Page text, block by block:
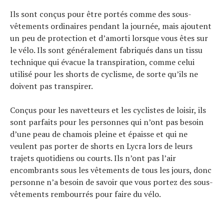
Ils sont conçus pour être portés comme des sous-
vêtements ordinaires pendant la journée, mais ajoutent
un peu de protection et d’amorti lorsque vous êtes sur
le vélo. Ils sont généralement fabriqués dans un tissu
technique qui évacue la transpiration, comme celui
utilisé pour les shorts de cyclisme, de sorte qu’ils ne
doivent pas transpirer.
Conçus pour les navetteurs et les cyclistes de loisir, ils
sont parfaits pour les personnes qui n’ont pas besoin
d’une peau de chamois pleine et épaisse et qui ne
veulent pas porter de shorts en Lycra lors de leurs
trajets quotidiens ou courts. Ils n’ont pas l’air
encombrants sous les vêtements de tous les jours, donc
personne n’a besoin de savoir que vous portez des sous-
vêtements rembourrés pour faire du vélo.